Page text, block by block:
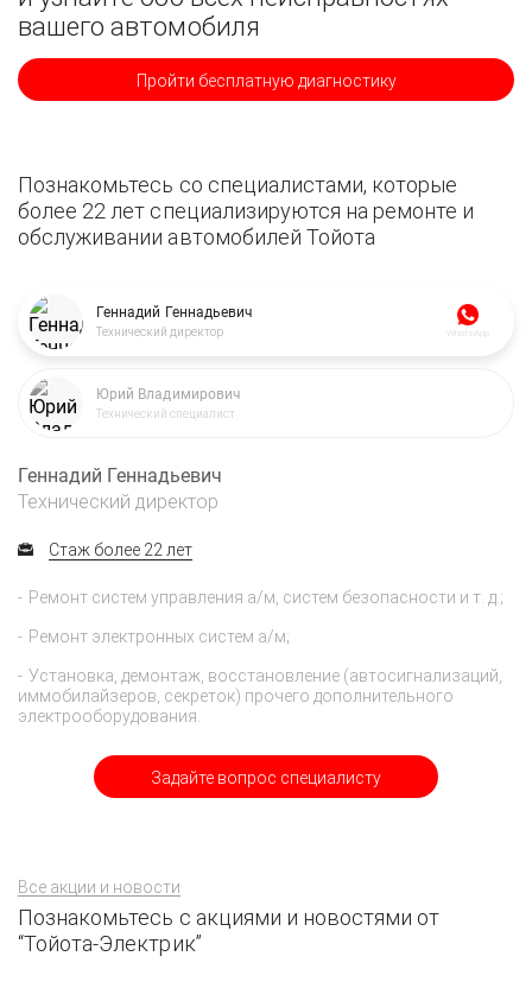
вашего автомобиля
Пройти бесплатную диагностику
Познакомьтесь со специалистами, которые
более 22 лет специализируются на ремонте и
обслуживании автомобилей Тойота
Геннадий Геннадьевич
Технический директор WhatsApp
Юрий Владимирович
Технический специалист
Задайте вопрос специалисту
Геннадий Геннадьевич
Технический директор
Стаж более 22 лет
Ремонт систем управления а/м, систем безопасности и т. д.;
Ремонт электронных систем а/м;
Установка, демонтаж, восстановление (автосигнализаций,
иммобилайзеров, секреток) прочего дополнительного
электрооборудования.
Все акции и новости
Познакомьтесь с акциями и новостями от
“Тойота-Электрик”